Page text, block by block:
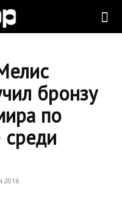
бронзу
по
2016